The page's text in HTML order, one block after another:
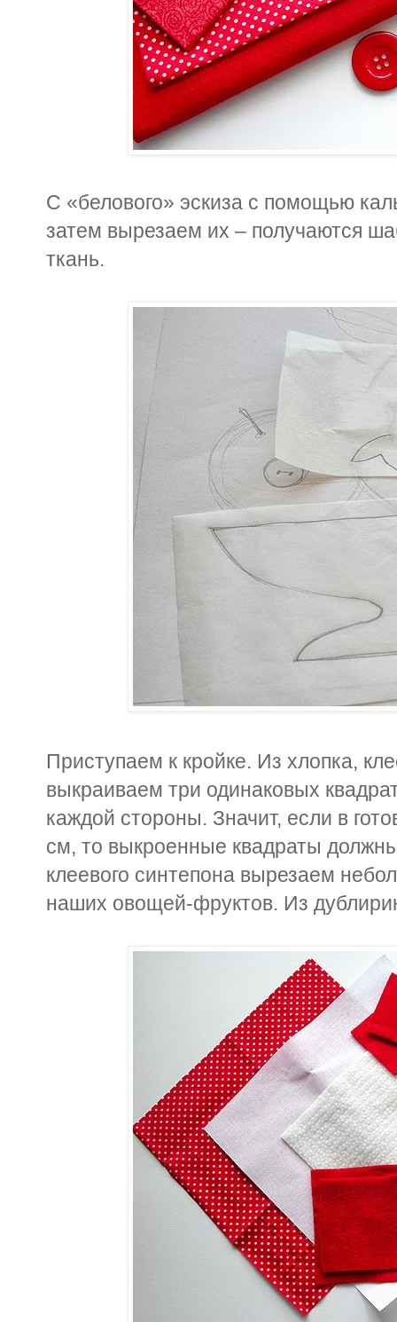
С «белового» эскиза с помощью
затем вырезаем их – получаются
ткань.
Приступаем к кройке. Из хлопка,
выкраиваем три одинаковых
каждой стороны. Значит, если в
см, то выкроенные квадраты
клеевого синтепона вырезаем
наших овощей-фруктов. Из